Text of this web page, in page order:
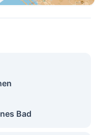
Bad